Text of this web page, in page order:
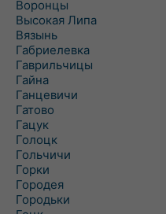
Воронцы
Высокая Липа
Вязынь
Габриелевка
Гаврильчицы
Гайна
Ганцевичи
Гатово
Гацук
Голоцк
Гольчичи
Горки
Городея
Городьки